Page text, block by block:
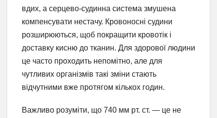
вдих, а серцево-судинна система змушена
компенсувати нестачу. Кровоносні судини
розширюються, щоб покращити кровотік і
доставку кисню до тканин. Для здорової людини
це часто проходить непомітно, але для
чутливих організмів такі зміни стають
відчутними вже протягом кількох годин.
Важливо розуміти, що 740 мм рт. ст. — це не